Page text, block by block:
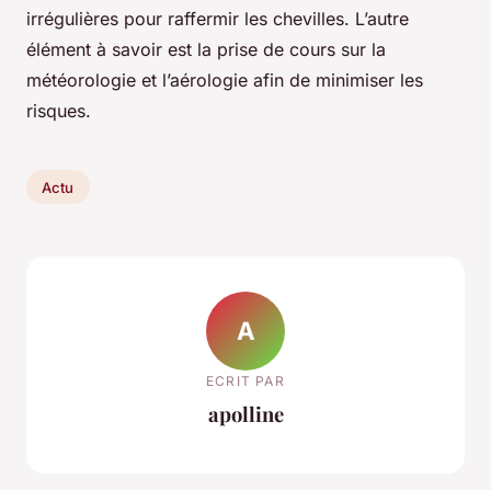
irrégulières pour raffermir les chevilles. L’autre
élément à savoir est la prise de cours sur la
météorologie et l’aérologie afin de minimiser les
risques.
Actu
A
ECRIT PAR
apolline